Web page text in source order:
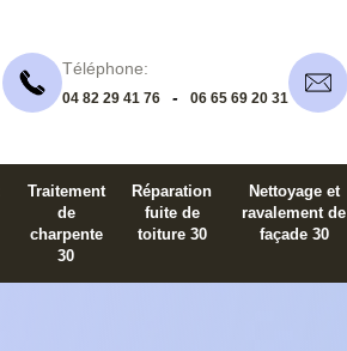
Téléphone:
04 82 29 41 76 - 06 65 69 20 31
Traitement
de
charpente
30
Réparation
fuite de
toiture 30
Nettoyage et
ravalement de
façade 30